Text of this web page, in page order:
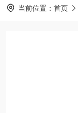
当前位置： 首页